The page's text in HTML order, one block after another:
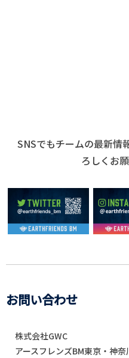
SNSでもチームの最新情
ろしくお
お問い合わせ
株式会社GWC
アースフレンズBM東京・神奈